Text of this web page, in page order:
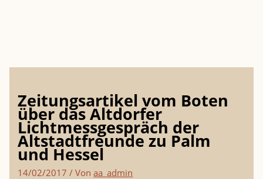
Zeitungsartikel vom Boten
über das Altdorfer
Lichtmessgespräch der
Altstadtfreunde zu Palm
und Hessel
14/02/2017/ Vonaa_admin